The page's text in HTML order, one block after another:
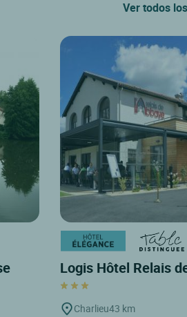
Ver todos
Logis Hôtel Relais
Charlieu43 km